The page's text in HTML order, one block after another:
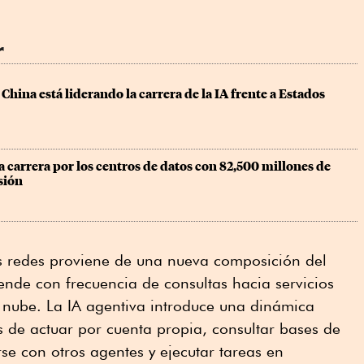
está liderando la carrera de la IA frente a Estados
carrera por los centros de datos con 82,500 millones de
proviene de una nueva composición del
con frecuencia de consultas hacia servicios
La IA agentiva introduce una dinámica
de actuar por cuenta propia, consultar bases de
con otros agentes y ejecutar tareas en